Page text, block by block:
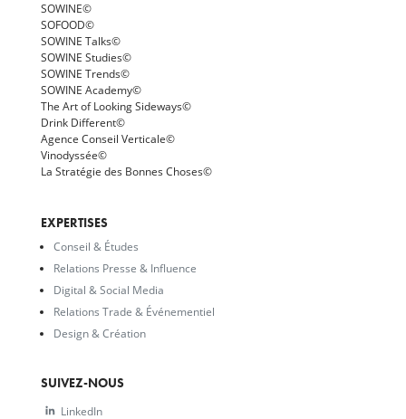
SOWINE©
SOFOOD©
SOWINE Talks©
SOWINE Studies©
SOWINE Trends©
SOWINE Academy©
The Art of Looking Sideways©
Drink Different©
Agence Conseil Verticale©
Vinodyssée©
La Stratégie des Bonnes Choses©
EXPERTISES
Conseil & Études
Relations Presse & Influence
Digital & Social Media
Relations Trade & Événementiel
Design & Création
SUIVEZ-NOUS
LinkedIn